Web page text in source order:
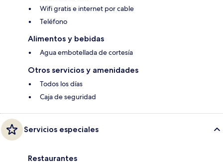
Wifi gratis e internet por cable
Teléfono
Alimentos y bebidas
Agua embotellada de cortesía
Otros servicios y amenidades
Todos los días
Caja de seguridad
Servicios especiales
Restaurantes